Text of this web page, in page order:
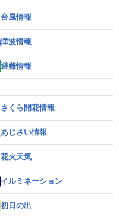
台風情報
津波情報
避難情報
さくら開花情報
あじさい情報
花火天気
イルミネーション
初日の出